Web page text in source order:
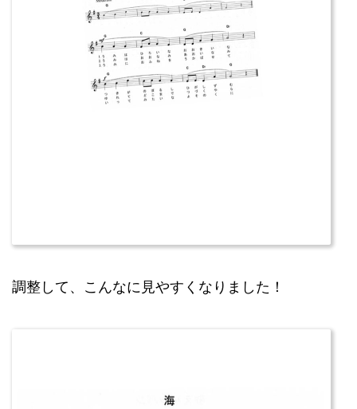
調整して、こんなに見やすくなりました！